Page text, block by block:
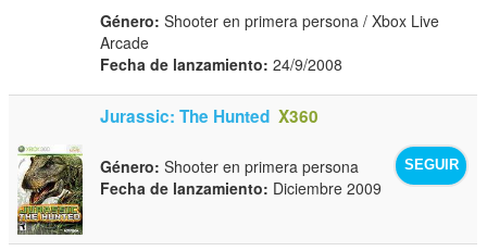
Género: Shooter en primera persona / Xbox Live
Arcade
Fecha de lanzamiento: 24/9/2008
Jurassic: The Hunted X360
SEGUIR
Género: Shooter en primera persona
Fecha de lanzamiento: Diciembre 2009